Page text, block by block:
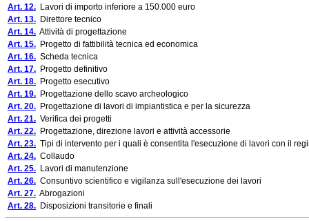
Art. 12. Lavori di importo inferiore a 150.000 euro
Art. 13. Direttore tecnico
Art. 14. Attività di progettazione
Art. 15. Progetto di fattibilità tecnica ed economica
Art. 16. Scheda tecnica
Art. 17. Progetto definitivo
Art. 18. Progetto esecutivo
Art. 19. Progettazione dello scavo archeologico
Art. 20. Progettazione di lavori di impiantistica e per la sicurezza
Art. 21. Verifica dei progetti
Art. 22. Progettazione, direzione lavori e attività accessorie
Art. 23. Tipi di intervento per i quali è consentita l'esecuzione di lavori con il
Art. 24. Collaudo
Art. 25. Lavori di manutenzione
Art. 26. Consuntivo scientifico e vigilanza sull'esecuzione dei lavori
Art. 27. Abrogazioni
Art. 28. Disposizioni transitorie e finali